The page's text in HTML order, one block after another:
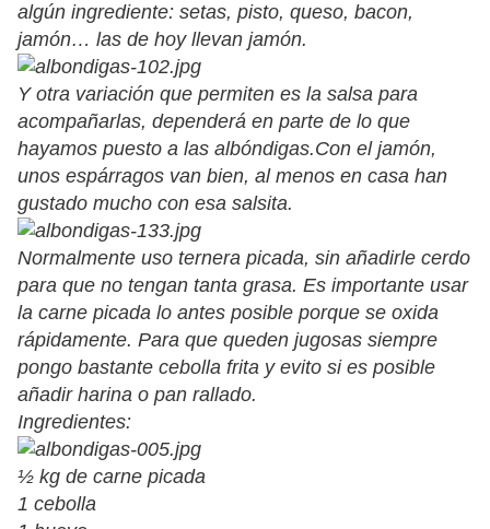
algún ingrediente: setas, pisto, queso, bacon,
jamón… las de hoy llevan jamón.
Y otra variación que permiten es la salsa para
acompañarlas, dependerá en parte de lo que
hayamos puesto a las albóndigas.Con el jamón,
unos espárragos van bien, al menos en casa han
gustado mucho con esa salsita.
Normalmente uso ternera picada, sin añadirle cerdo
para que no tengan tanta grasa. Es importante usar
la carne picada lo antes posible porque se oxida
rápidamente. Para que queden jugosas siempre
pongo bastante cebolla frita y evito si es posible
añadir harina o pan rallado.
Ingredientes:
½ kg de carne picada
1 cebolla